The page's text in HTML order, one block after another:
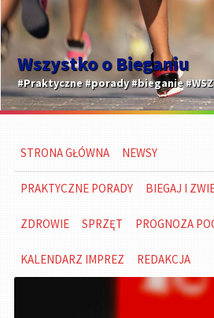
Wszystko o Bieganiu
#Praktyczne #porady #bieganie
STRONA GŁÓWNA NEWSY
PRAKTYCZNE PORADY BIEGAJ I
ZDROWIE SPRZĘT PROGNOZA
KALENDARZ IMPREZ REDAKCJA